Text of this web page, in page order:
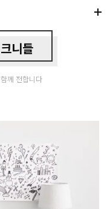
니들
께 전합니다